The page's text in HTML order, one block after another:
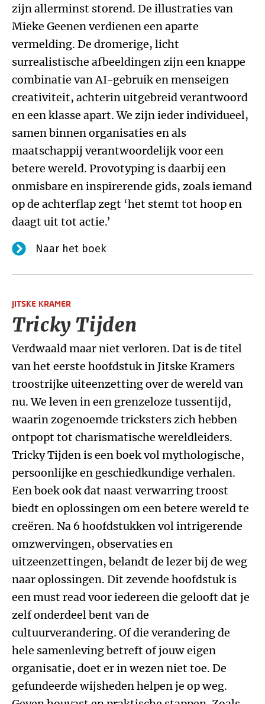
zijn allerminst storend. De illustraties van
Mieke Geenen verdienen een aparte
vermelding. De dromerige, licht
surrealistische afbeeldingen zijn een knappe
combinatie van AI-gebruik en menseigen
creativiteit, achterin uitgebreid verantwoord
en een klasse apart. We zijn ieder individueel,
samen binnen organisaties en als
maatschappij verantwoordelijk voor een
betere wereld. Provotyping is daarbij een
onmisbare en inspirerende gids, zoals iemand
op de achterflap zegt ‘het stemt tot hoop en
daagt uit tot actie.’
Naar het boek
JITSKE KRAMER
Tricky Tijden
Verdwaald maar niet verloren. Dat is de titel
van het eerste hoofdstuk in Jitske Kramers
troostrijke uiteenzetting over de wereld van
nu. We leven in een grenzeloze tussentijd,
waarin zogenoemde tricksters zich hebben
ontpopt tot charismatische wereldleiders.
Tricky Tijden is een boek vol mythologische,
persoonlijke en geschiedkundige verhalen.
Een boek ook dat naast verwarring troost
biedt en oplossingen om een betere wereld te
creëren. Na 6 hoofdstukken vol intrigerende
omzwervingen, observaties en
uitzeenzettingen, belandt de lezer bij de weg
naar oplossingen. Dit zevende hoofdstuk is
een must read voor iedereen die gelooft dat je
zelf onderdeel bent van de
cultuurverandering. Of die verandering de
hele samenleving betreft of jouw eigen
organisatie, doet er in wezen niet toe. De
gefundeerde wijsheden helpen je op weg.